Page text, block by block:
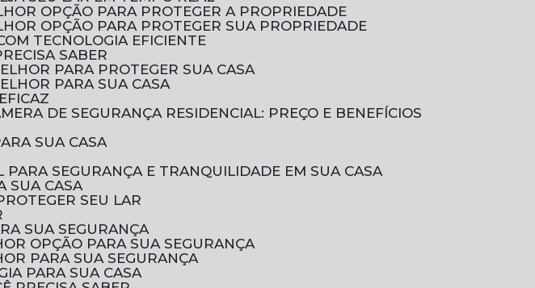
OPÇÃO PARA PROTEGER A PROPRIEDADE
OPÇÃO PARA PROTEGER SUA PROPRIEDADE
TECNOLOGIA EFICIENTE
SABER
PARA PROTEGER SUA CASA
PARA SUA CASA
DE SEGURANÇA RESIDENCIAL: PREÇO E BENEFÍCIOS
SUA CASA
PARA SEGURANÇA E TRANQUILIDADE EM SUA CASA
SUA CASA
SEU LAR
SUA SEGURANÇA
OPÇÃO PARA SUA SEGURANÇA
PARA SUA SEGURANÇA
PARA SUA CASA